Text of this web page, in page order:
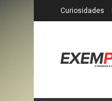
Curiosidades